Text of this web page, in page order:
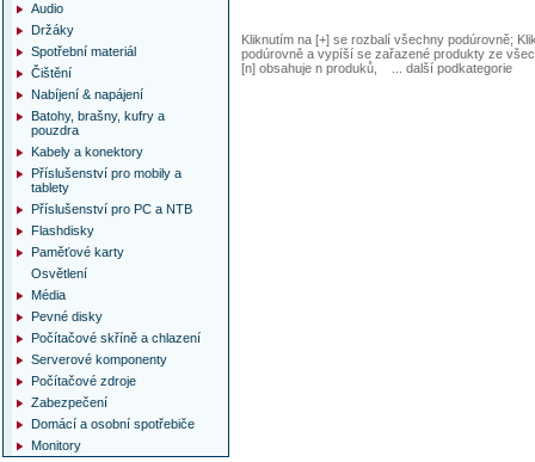
Kliknutím na [+] se rozbalí všechny podúrovně;
podúrovně a vypíší se zařazené produkty ze
[n] obsahuje n produků, ... další podkategorie
Audio
Držáky
Spotřební materiál
Čištění
Nabíjení & napájení
Batohy, brašny, kufry a
pouzdra
Kabely a konektory
Příslušenství pro mobily a
tablety
Příslušenství pro PC a NTB
Flashdisky
Paměťové karty
Osvětlení
Média
Pevné disky
Počítačové skříně a chlazení
Serverové komponenty
Počítačové zdroje
Zabezpečení
Domácí a osobní spotřebiče
Monitory